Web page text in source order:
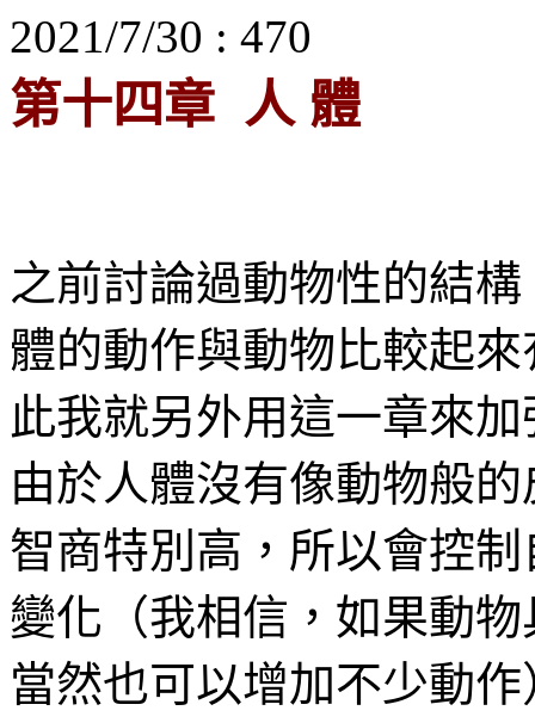
2021/7/30 : 470
第十四章 人 體
之前討論過動物性的結
體的動作與動物比較起
此我就另外用這一章來
由於人體沒有像動物般
智商特別高，所以會控
變化（我相信，如果動
當然也可以增加不少動